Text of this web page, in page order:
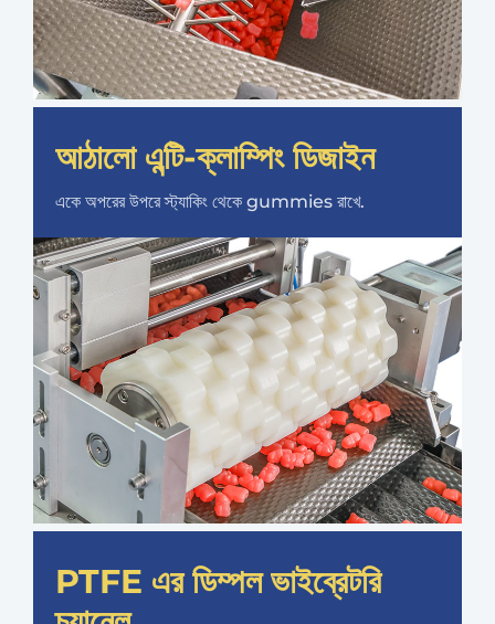
আঠালো এন্টি-ক্লাম্পিং ডিজাইন
একে অপরের উপরে স্ট্যাকিং থেকে gummies রাখে.
PTFE এর ডিম্পল ভাইব্রেটরি